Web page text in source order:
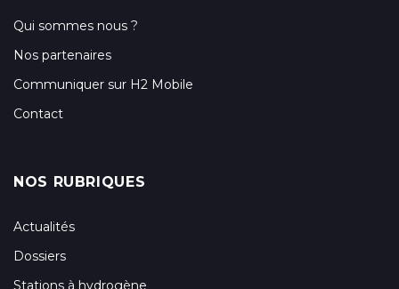
Qui sommes nous ?
Nos partenaires
Communiquer sur H2 Mobile
Contact
NOS RUBRIQUES
Actualités
Dossiers
Stations à hydrogène